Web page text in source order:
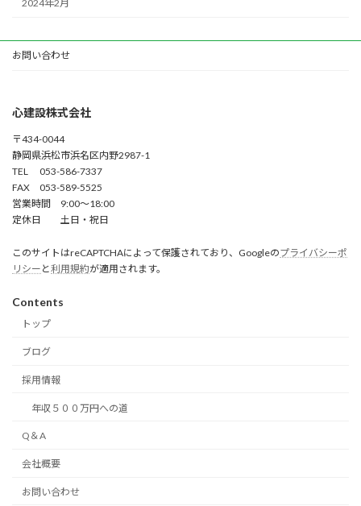
2024年2月
お問い合わせ
心建設株式会社
〒434-0044
静岡県浜松市浜名区内野2987-1
TEL 053-586-7337
FAX 053-589-5525
営業時間 9:00～18:00
定休日 土日・祝日
このサイトはreCAPTCHAによって保護されており、Googleのプライバシーポ
リシー と利用規約が適用されます。
Contents
トップ
ブログ
採用情報
年収５００万円への道
Q＆A
会社概要
お問い合わせ